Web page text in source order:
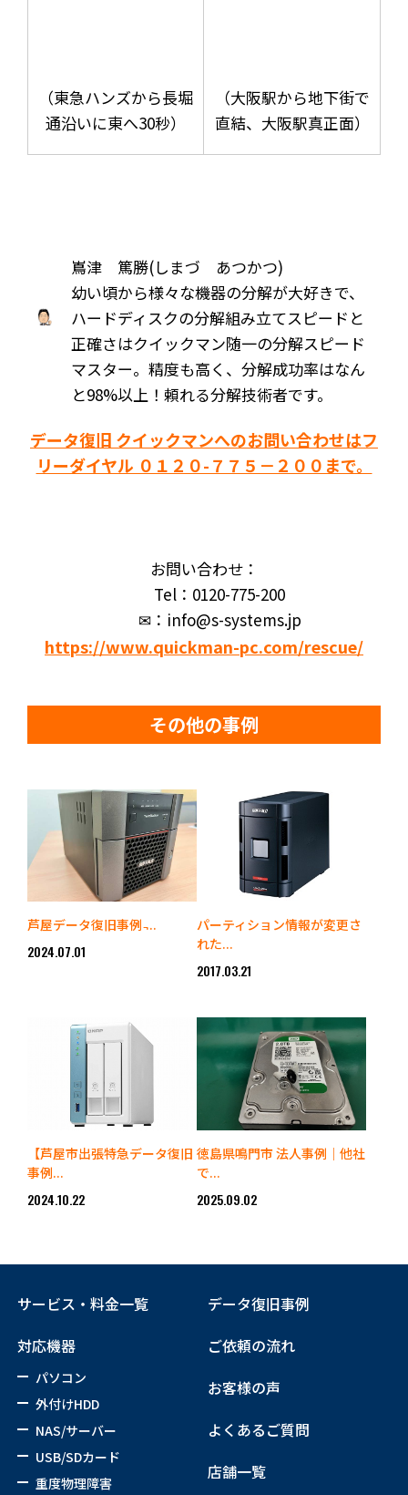
（東急ハンズから長堀
通沿いに東へ30秒）
（大阪駅から地下街で
直結、大阪駅真正面）
嶌津 篤勝(しまづ あつかつ)
幼い頃から様々な機器の分解が大好きで、
ハードディスクの分解組み立てスピードと
正確さはクイックマン随一の分解スピード
マスター。精度も高く、分解成功率はなん
と98%以上！頼れる分解技術者です。
データ復旧 クイックマンへのお問い合わせはフ
リーダイヤル ０１２０-７７５－２００まで。
お問い合わせ：
Tel：0120-775-200
✉：info@s-systems.jp
https://www.quickman-pc.com/rescue/
その他の事例
芦屋データ復旧事例 ̵...
2024.07.01
パーティション情報が変更さ
れた...
2017.03.21
【芦屋市出張特急データ復旧
事例...
2024.10.22
徳島県鳴門市 法人事例｜他社
で...
2025.09.02
サービス・料金一覧
対応機器
パソコン
外付けHDD
NAS/サーバー
USB/SDカード
重度物理障害
データ復旧事例
ご依頼の流れ
お客様の声
よくあるご質問
店舗一覧